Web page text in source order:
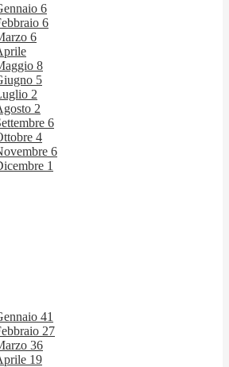
6
6
6
8
5
2
2
6
4
6
1
41
27
36
19